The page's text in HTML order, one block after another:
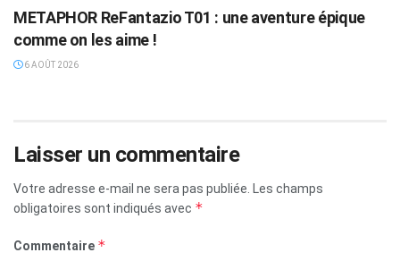
METAPHOR ReFantazio T01 : une aventure épique
comme on les aime !
6 AOÛT 2026
Laisser un commentaire
Votre adresse e-mail ne sera pas publiée. Les champs
obligatoires sont indiqués avec *
Commentaire *